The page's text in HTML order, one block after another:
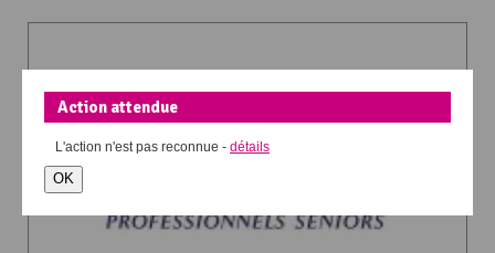
Action attendue
L'action n'est pas reconnue - détails
OK